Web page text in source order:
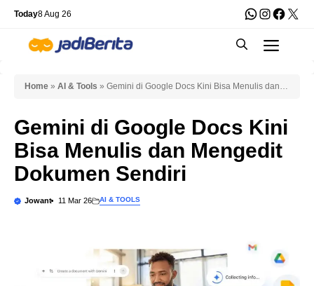
Skip
content
Today8 Aug 26 WhatsApp
X
Home » AI & Tools » Gemini di Google Docs Kini Bisa Menulis dan
Gemini di Google Docs Kini
Bisa Menulis dan Mengedit
Dokumen Sendiri
Jowant 11 Mar 26 AI & TOOLS